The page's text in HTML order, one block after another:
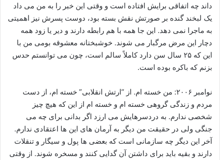
‌داند چه اتفاقی برایش افتاده است و وقتی این خبر را به من می‌ داد
یک لبخند گنده بر صورتش نقش بسته بود، دوست پسرش نیز اهمیتی
به ماجرا نمی‌ دهد. این جا همه با هم رابطه دارند و دیر یا زود همه
دچار این مرض مرگبار می ‌شوند. خوشبختانه معشوقه‌ بومی من با
این که ۲۵ سال سن دارد کاملاً سالم است، چون می ‌توانستم حدس
بزنم که باکره بوده است.
نوامبر ۲۰۰۶: من خسته ‌ام. از “ارتش انقلابی” خسته ‌ام، از دست
مردم و زندگی گروهی خسته‌ ام و خسته ‌ام از این‌ که هیچ چیز
شخصی ندارم. به دردسرهایش می‌ ارزد اگر بدانی برای چه می‌
جنگی ولی در حقیقت من دیگر به آرمان‌ های این ها اعتقادی ندارم.
آخر این دیگر چه سازمانی است که بعضی‌ ها پول و سیگار و تنقلات
دارند و بقیه باید برای داشتن آن گدایی کنند و مسخره شوند. از وقتی